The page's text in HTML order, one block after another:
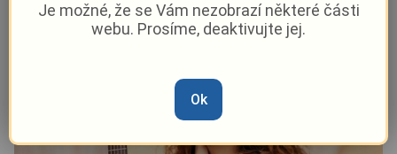
Je možné, že se Vám nezobrazí některé části
webu. Prosíme, deaktivujte jej.
Ok